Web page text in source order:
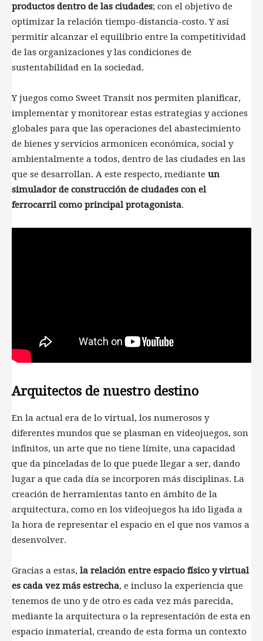
productos dentro de las ciudades; con el objetivo de
optimizar la relación tiempo-distancia-costo. Y así
permitir alcanzar el equilibrio entre la competitividad
de las organizaciones y las condiciones de
sustentabilidad en la sociedad.
Y juegos como Sweet Transit nos permiten planificar,
implementar y monitorear estas estrategias y acciones
globales para que las operaciones del abastecimiento
de bienes y servicios armonicen económica, social y
ambientalmente a todos, dentro de las ciudades en las
que se desarrollan. A este respecto, mediante un
simulador de construcción de ciudades con el
ferrocarril como principal protagonista.
Arquitectos de nuestro destino
En la actual era de lo virtual, los numerosos y
diferentes mundos que se plasman en videojuegos, son
infinitos, un arte que no tiene límite, una capacidad
que da pinceladas de lo que puede llegar a ser, dando
lugar a que cada día se incorporen más disciplinas. La
creación de herramientas tanto en ámbito de la
arquitectura, como en los videojuegos ha ido ligada a
la hora de representar el espacio en el que nos vamos a
desenvolver.
Gracias a estas, la relación entre espacio físico y virtual
es cada vez más estrecha, e incluso la experiencia que
tenemos de uno y de otro es cada vez más parecida,
mediante la arquitectura o la representación de esta en
espacio inmaterial, creando de esta forma un contexto